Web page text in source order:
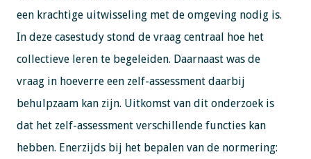
een krachtige uitwisseling met de omgeving nodig is.
In deze casestudy stond de vraag centraal hoe het
collectieve leren te begeleiden. Daarnaast was de
vraag in hoeverre een zelf-assessment daarbij
behulpzaam kan zijn. Uitkomst van dit onderzoek is
dat het zelf-assessment verschillende functies kan
hebben. Enerzijds bij het bepalen van de normering: